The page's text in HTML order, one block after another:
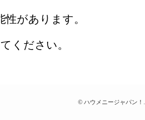
があります。
ください。
©ハウメニージャパン！.